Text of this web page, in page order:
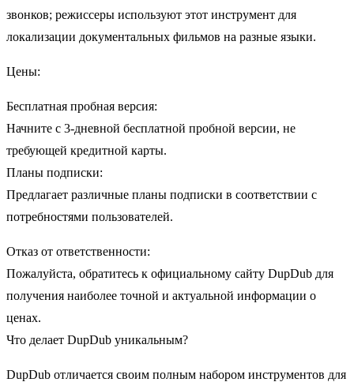
звонков; режиссеры используют этот инструмент для
локализации документальных фильмов на разные языки.
Цены:
Бесплатная пробная версия:
Начните с 3-дневной бесплатной пробной версии, не
требующей кредитной карты.
Планы подписки:
Предлагает различные планы подписки в соответствии с
потребностями пользователей.
Отказ от ответственности:
Пожалуйста, обратитесь к официальному сайту DupDub для
получения наиболее точной и актуальной информации о
ценах.
Что делает DupDub уникальным?
DupDub отличается своим полным набором инструментов для